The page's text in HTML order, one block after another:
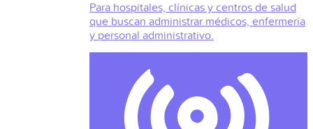
Para hospitales, clínicas y centros de salud
que buscan administrar médicos, enfermería
y personal administrativo.